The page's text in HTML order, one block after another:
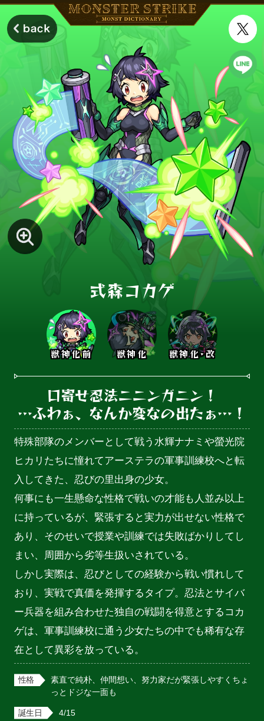
式森コカゲ
獣神化前 獣神化 獣神化･改
口寄せ忍法ニニンガニン！
…ふわぁ、なんか変なの出たぁ…！
特殊部隊のメンバーとして戦う水輝ナナミや螢光院
ヒカリたちに憧れてアーステラの軍事訓練校へと転
入してきた、忍びの里出身の少女。
何事にも一生懸命な性格で戦いの才能も人並み以上
に持っているが、緊張すると実力が出せない性格で
あり、そのせいで授業や訓練では失敗ばかりしてし
まい、周囲から劣等生扱いされている。
しかし実際は、忍びとしての経験から戦い慣れして
おり、実戦で真価を発揮するタイプ。忍法とサイバ
ー兵器を組み合わせた独自の戦闘を得意とするコカ
ゲは、軍事訓練校に通う少女たちの中でも稀有な存
在として異彩を放っている。
性格
素直で純朴、仲間想い、努力家だが緊張しやすくちょ
っとドジな一面も
誕生日 4/15